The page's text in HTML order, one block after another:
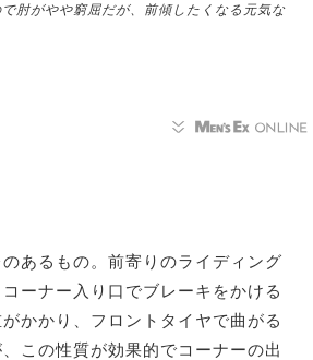
肘がやや窮屈だが、前傾したくなる元気な
あるもの。前寄りのライディング
ーナー入り口でブレーキをかける
かかり、フロントタイヤで曲がる
この性質が効果的でコーナーの出